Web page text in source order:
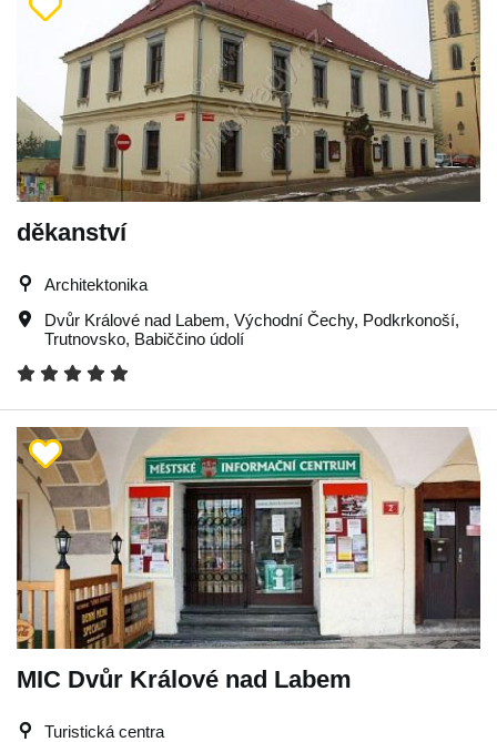
děkanství
Architektonika
Dvůr Králové nad Labem, Východní Čechy, Podkrkonoší,
Trutnovsko, Babiččino údolí
MIC Dvůr Králové nad Labem
Turistická centra